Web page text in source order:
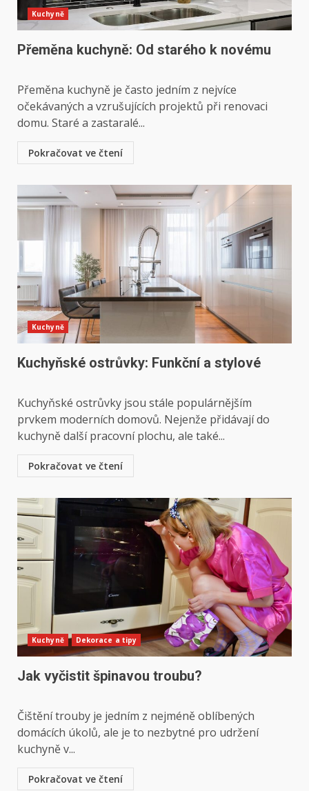
Kuchyně
Přeměna kuchyně: Od starého k novému
Přeměna kuchyně je často jedním z nejvíce
očekávaných a vzrušujících projektů při renovaci
domu. Staré a zastaralé...
Pokračovat ve čtení
Kuchyně
Kuchyňské ostrůvky: Funkční a stylové
Kuchyňské ostrůvky jsou stále populárnějším
prvkem moderních domovů. Nejenže přidávají do
kuchyně další pracovní plochu, ale také...
Pokračovat ve čtení
Kuchyně Dekorace a tipy
Jak vyčistit špinavou troubu?
Čištění trouby ‌je jedním z nejméně oblíbených‌
domácích úkolů,​ ale je to ⁢nezbytné pro udržení⁢
kuchyně ‌v...
Pokračovat ve čtení